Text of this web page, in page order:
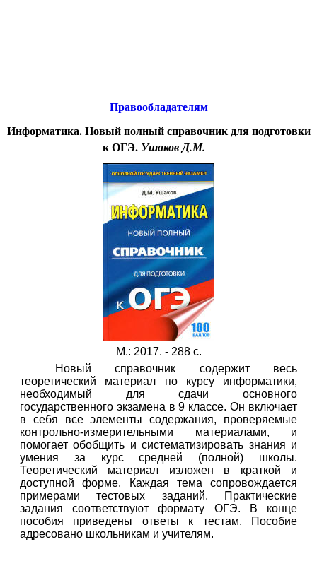
Правообладателям
Информатика. Новый полный справочник для подготовки
к ОГЭ. Ушаков Д.М.
М.: 2017. - 288 с.
Новый справочник содержит весь
теоретический материал по курсу информатики,
необходимый для сдачи основного
государственного экзамена в 9 классе. Он включает
в себя все элементы содержания, проверяемые
контрольно-измерительными материалами, и
помогает обобщить и систематизировать знания и
умения за курс средней (полной) школы.
Теоретический материал изложен в краткой и
доступной форме. Каждая тема сопровождается
примерами тестовых заданий. Практические
задания соответствуют формату ОГЭ. В конце
пособия приведены ответы к тестам. Пособие
адресовано школьникам и учителям.